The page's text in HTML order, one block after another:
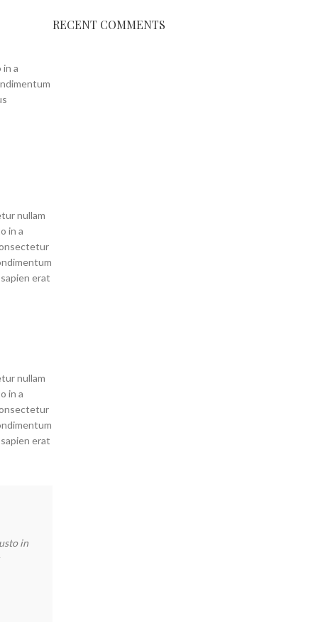
a
nullam
in a
erat
nullam
in a
erat
in
RECENT COMMENTS